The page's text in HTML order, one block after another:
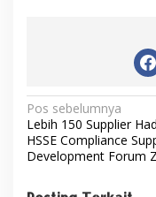
N
a
v
i
Pos sebelumnya
Lebih 150 Supplier
HSSE Compliance
Development Forum